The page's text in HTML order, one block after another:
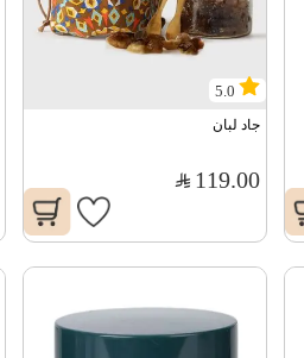
5.0
جاد لبان
119.00